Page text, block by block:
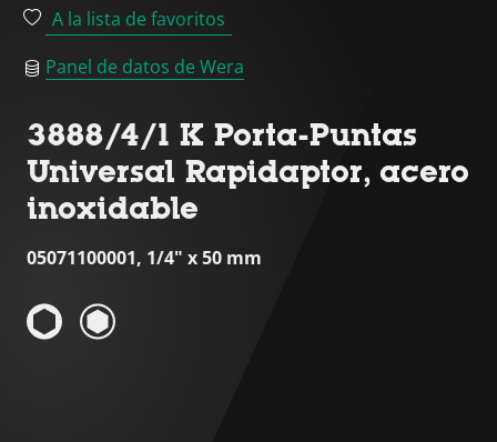
A la lista de favoritos
Panel de datos de Wera
3888/4/1 K Porta-Puntas
Universal Rapidaptor, acero
inoxidable
05071100001, 1/4" x 50 mm